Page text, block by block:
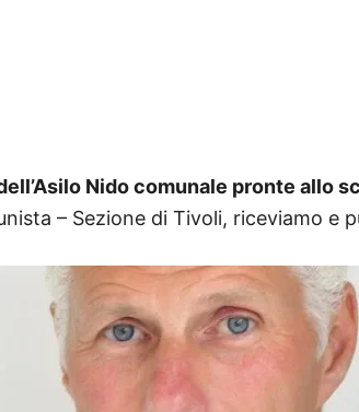
Nido comunale pronte allo
– Sezione di Tivoli, riceviamo e